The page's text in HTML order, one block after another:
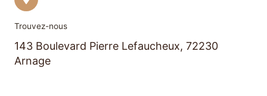
Trouvez-nous
143 Boulevard Pierre Lefaucheux, 72230
Arnage